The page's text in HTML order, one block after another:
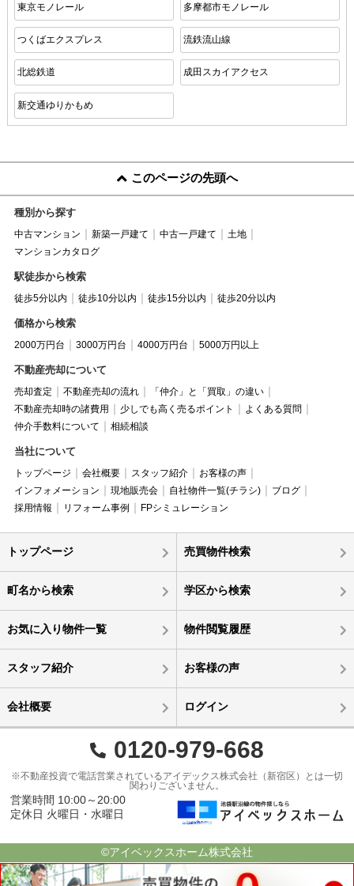
東京モノレール 多摩都市モノレール
つくばエクスプレス 流鉄流山線
北総鉄道 成田スカイアクセス
新交通ゆりかもめ
このページの先頭へ
種別から探す
中古マンション 新築一戸建て 中古一戸建て
土地
マンションカタログ
駅徒歩から検索
徒歩5分以内 徒歩10分以内 徒歩15分以内 徒歩20分以内
価格から検索
2000万円台 3000万円台 4000万円台 5000万円以上
不動産売却について
売却査定 不動産売却の流れ
「仲介」と「買取」の違い
不動産売却時の諸費用
少しでも高く売るポイント
よくある質問
仲介手数料について
相続相談
当社について
トップページ 会社概要 スタッフ紹介
お客様の声
インフォメーション
現地販売会 自社物件一覧(チラシ)
ブログ
採用情報
リフォーム事例 FPシミュレーション
トップページ 売買物件検索
町名から検索 学区から検索
お気に入り物件一覧 物件閲覧履歴
スタッフ紹介 お客様の声
会社概要 ログイン
0120-979-668
※不動産投資で電話営業されているアイデックス株式会社（新宿区）とは一切
関わりございません。
営業時間 10:00～20:00
定休日 火曜日・水曜日
©アイベックスホーム株式会社